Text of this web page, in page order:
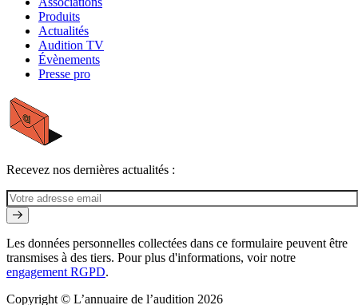
Produits
Actualités
Audition TV
Évènements
Presse pro
Recevez nos dernières actualités :
Les données personnelles collectées dans ce formulaire peuvent être
transmises à des tiers. Pour plus d'informations, voir notre
engagement RGPD.
Copyright © L’annuaire de l’audition 2026